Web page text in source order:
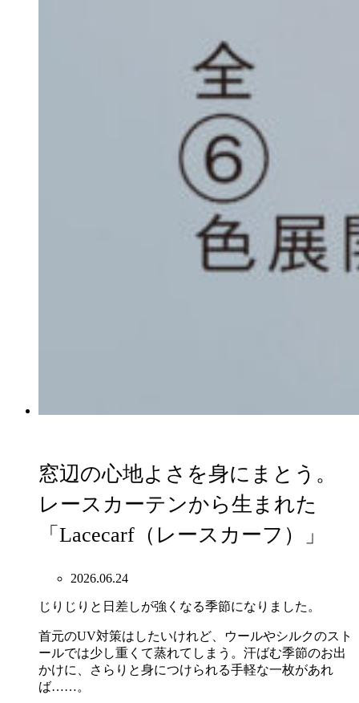
窓辺の心地よさを身にまとう。
レースカーテンから生まれた
「Lacecarf（レースカーフ）」
2026.06.24
じりじりと日差しが強くなる季節になりました。
首元のUV対策はしたいけれど、ウールやシルクのスト
ールでは少し重くて蒸れてしまう。汗ばむ季節のお出
かけに、さらりと身につけられる手軽な一枚があれ
ば……。